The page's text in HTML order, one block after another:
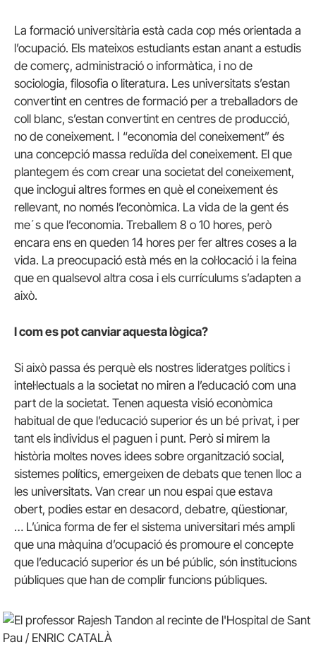
La formació universitària està cada cop més orientada a
l’ocupació. Els mateixos estudiants estan anant a estudis
de comerç, administració o informàtica, i no de
sociologia, filosofia o literatura. Les universitats s’estan
convertint en centres de formació per a treballadors de
coll blanc, s’estan convertint en centres de producció,
no de coneixement. I “economia del coneixement” és
una concepció massa reduïda del coneixement. El que
plantegem és com crear una societat del coneixement,
que inclogui altres formes en què el coneixement és
rellevant, no només l’econòmica. La vida de la gent és
me´s que l’economia. Treballem 8 o 10 hores, però
encara ens en queden 14 hores per fer altres coses a la
vida. La preocupació està més en la col·locació i la feina
que en qualsevol altra cosa i els currículums s’adapten a
això.
I com es pot canviar aquesta lògica?
Si això passa és perquè els nostres lideratges polítics i
intel·lectuals a la societat no miren a l’educació com una
part de la societat. Tenen aquesta visió econòmica
habitual de que l’educació superior és un bé privat, i per
tant els individus el paguen i punt. Però si mirem la
història moltes noves idees sobre organització social,
sistemes polítics, emergeixen de debats que tenen lloc a
les universitats. Van crear un nou espai que estava
obert, podies estar en desacord, debatre, qüestionar,
… L’única forma de fer el sistema universitari més ampli
que una màquina d’ocupació és promoure el concepte
que l’educació superior és un bé públic, són institucions
públiques que han de complir funcions públiques.